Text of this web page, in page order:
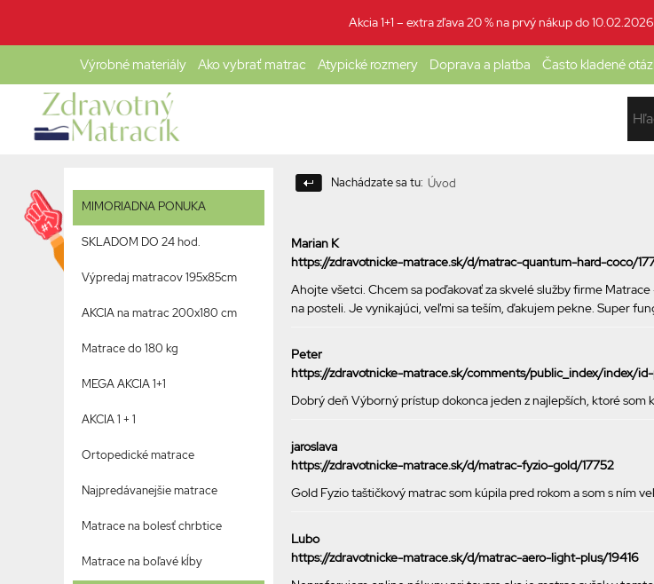
Akcia 1+1 – extra zľava 20 % na prvý nákup do
Výrobné materiály Ako vybrať matrac Atypické rozmery Doprava a platba Často kladené
MIMORIADNA PONUKA
SKLADOM DO 24 hod.
Výpredaj matracov 195x85cm
AKCIA na matrac 200x180 cm
Matrace do 180 kg
MEGA AKCIA 1+1
AKCIA 1 + 1
Ortopedické matrace
Najpredávanejšie matrace
Matrace na bolesť chrbtice
Matrace na boľavé kĺby
Nachádzate sa tu: Úvod
Marian K
https://zdravotnicke-matrace.sk/d/matrac-quantum-hard-coco/
Ahojte všetci. Chcem sa poďakovať za skvelé služby firme
na posteli. Je vynikajúci, veľmi sa teším, ďakujem pekne. Super
Peter
https://zdravotnicke-matrace.sk/comments/public_index/index/
Dobrý deň Výborný prístup dokonca jeden z najlepších, ktoré som
jaroslava
https://zdravotnicke-matrace.sk/d/matrac-fyzio-gold/17752
Gold Fyzio taštičkový matrac som kúpila pred rokom a som s ním
Lubo
https://zdravotnicke-matrace.sk/d/matrac-aero-light-plus/19416